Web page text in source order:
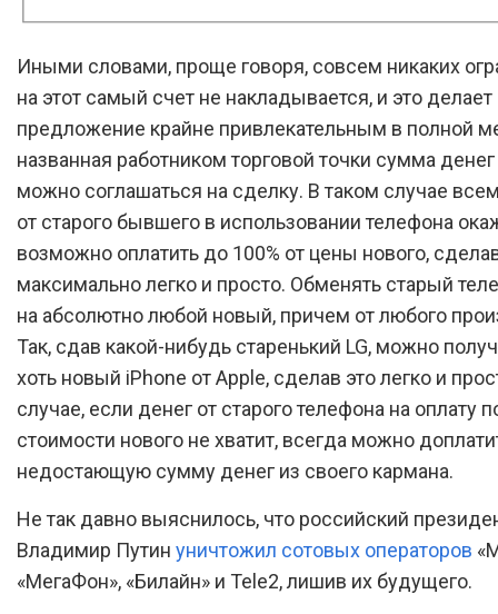
Иными словами, проще говоря, совсем никаких
на этот самый счет не накладывается, и это
предложение крайне привлекательным в полной
названная работником торговой точки сумма денег
можно соглашаться на сделку. В таком случае
от старого бывшего в использовании телефона
возможно оплатить до 100% от цены нового,
максимально легко и просто. Обменять старый
на абсолютно любой новый, причем от любого
Так, сдав какой-нибудь старенький LG, можно
хоть новый iPhone от Apple, сделав это легко и
случае, если денег от старого телефона на оплату
стоимости нового не хватит, всегда можно
недостающую сумму денег из своего кармана.
Не так давно выяснилось, что российский
Владимир Путин уничтожил сотовых операторов
«МегаФон», «Билайн» и Tele2, лишив их будущего.